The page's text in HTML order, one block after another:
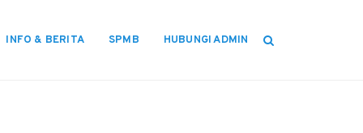
INFO & BERITA SPMB HUBUNGI ADMIN